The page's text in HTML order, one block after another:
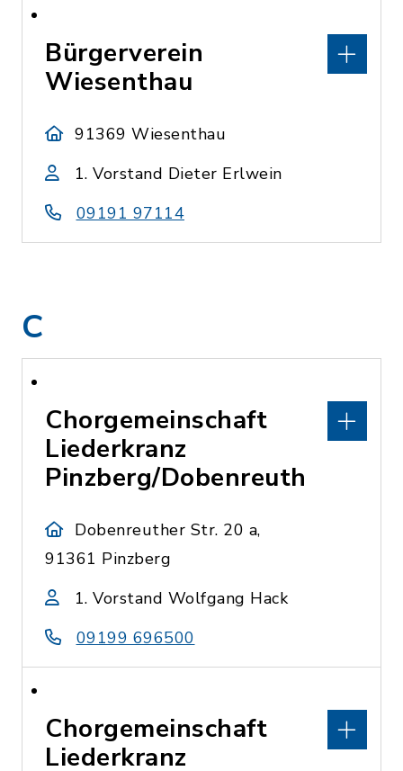
Bürgerverein
Wiesenthau
91369 Wiesenthau
1. Vorstand Dieter Erlwein
09191 97114
C
Chorgemeinschaft
Liederkranz
Pinzberg/Dobenreuth
Dobenreuther Str. 20 a,
91361 Pinzberg
1. Vorstand Wolfgang Hack
09199 696500
Chorgemeinschaft
Liederkranz